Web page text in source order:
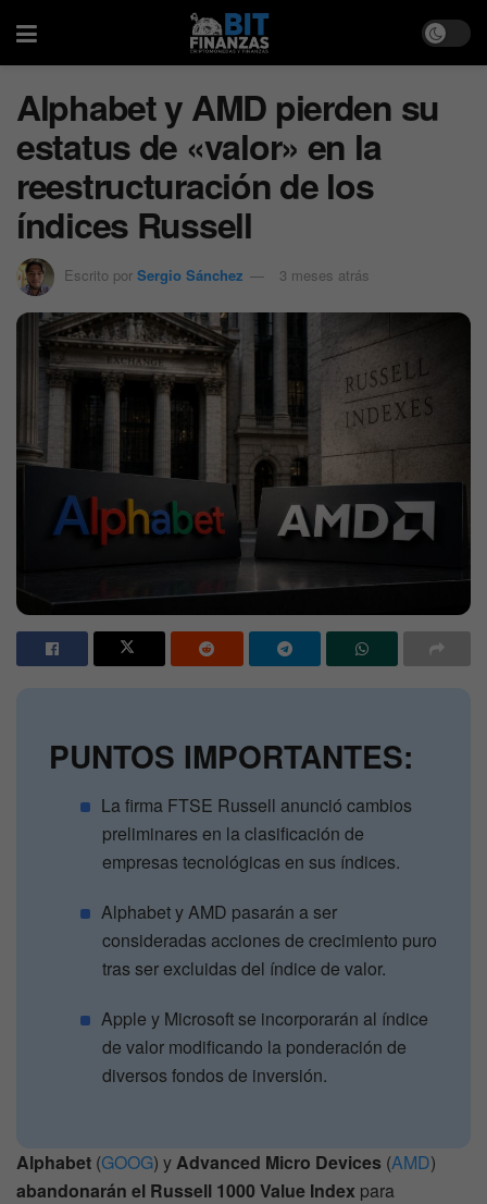
Alphabet y AMD pierden su
estatus de «valor» en la
reestructuración de los
índices Russell
Escrito por Sergio Sánchez 3 meses atrás
PUNTOS IMPORTANTES:
La firma FTSE Russell anunció cambios
preliminares en la clasificación de
empresas tecnológicas en sus índices.
Alphabet y AMD pasarán a ser
consideradas acciones de crecimiento puro
tras ser excluidas del índice de valor.
Apple y Microsoft se incorporarán al índice
de valor modificando la ponderación de
diversos fondos de inversión.
Alphabet (GOOG) yAdvanced Micro Devices (AMD)
abandonarán el Russell 1000 Value Index para